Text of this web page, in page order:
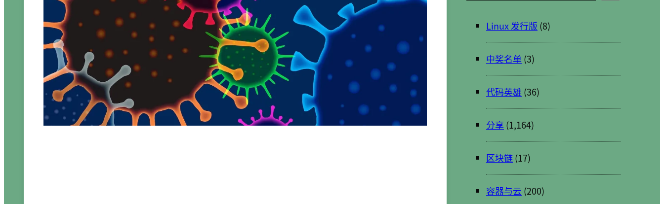
Linux 发行版 (8)
中奖名单 (3)
代码英雄 (36)
分享 (1,164)
区块链(17)
容器与云 (200)